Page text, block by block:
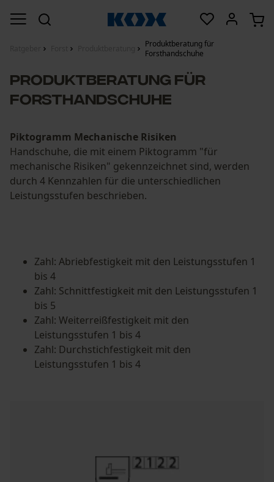
Produktberatung für
Forsthandschuhe
Produktberatung für
Forsthandschuhe
Piktogramm Mechanische Risiken
Handschuhe, die mit einem Piktogramm "für
mechanische Risiken" gekennzeichnet sind, werden
durch 4 Kennzahlen für die unterschiedlichen
Leistungsstufen beschrieben.
Zahl: Abriebfestigkeit mit den Leistungsstufen 1
bis 4
Zahl: Schnittfestigkeit mit den Leistungsstufen 1
bis 5
Zahl: Weiterreißfestigkeit mit den
Leistungsstufen 1 bis 4
Zahl: Durchstichfestigkeit mit den
Leistungsstufen 1 bis 4